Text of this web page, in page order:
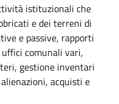
istituzionali che
e dei terreni di
e passive, rapporti
comunali vari,
gestione inventari
acquisti e